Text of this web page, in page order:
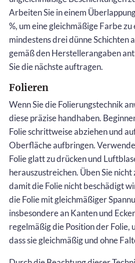
Arbeiten Sie in einem
%, um eine gleichmäßige Farbe zu
mindestens drei dünne Schichten
gemäß den Herstellerangaben
Sie die nächste auftragen.
Folieren
Wenn Sie die Folierungstechnik
diese präzise handhaben.
Folie schrittweise abziehen und
Oberfläche aufbringen.
Folie glatt zu drücken und
herauszustreichen. Üben Sie nicht
damit die Folie nicht beschädigt
die Folie mit gleichmäßiger
insbesondere an Kanten und
regelmäßig die Position der Folie,
dass sie gleichmäßig und ohne